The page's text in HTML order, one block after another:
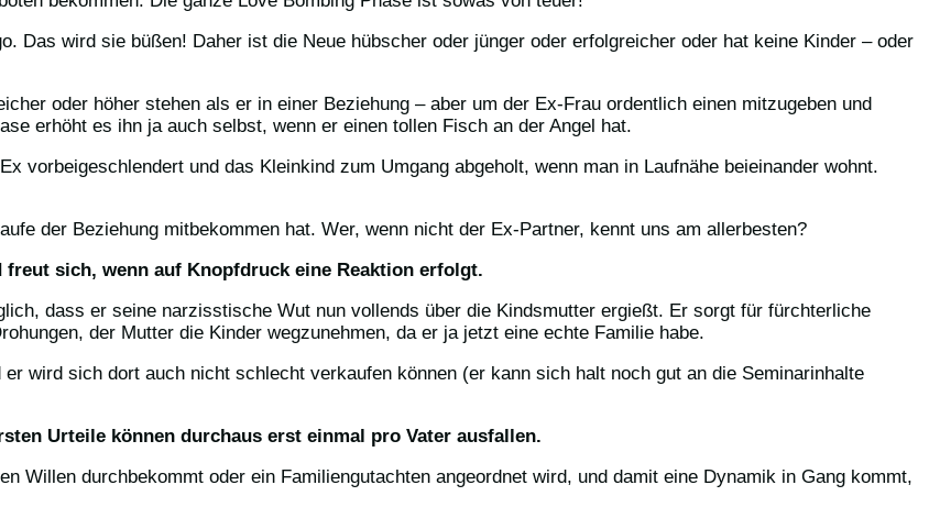
Das wird sie büßen! Daher ist die Neue hübscher oder jünger oder erfolgreicher oder hat keine Kinder – oder
oder höher stehen als er in einer Beziehung – aber um der Ex-Frau ordentlich einen mitzugeben und
erhöht es ihn ja auch selbst, wenn er einen tollen Fisch an der Angel hat.
vorbeigeschlendert und das Kleinkind zum Umgang abgeholt, wenn man in Laufnähe beieinander wohnt.
der Beziehung mitbekommen hat. Wer, wenn nicht der Ex-Partner, kennt uns am allerbesten?
sich, wenn auf Knopfdruck eine Reaktion erfolgt.
dass er seine narzisstische Wut nun vollends über die Kindsmutter ergießt. Er sorgt für fürchterliche
der Mutter die Kinder wegzunehmen, da er ja jetzt eine echte Familie habe.
wird sich dort auch nicht schlecht verkaufen können (er kann sich halt noch gut an die Seminarinhalte
Urteile können durchaus erst einmal pro Vater ausfallen.
Willen durchbekommt oder ein Familiengutachten angeordnet wird, und damit eine Dynamik in Gang kommt,